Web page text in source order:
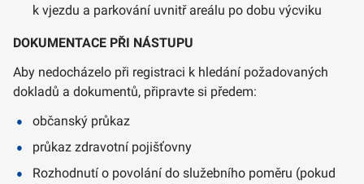
k vjezdu a parkování uvnitř areálu po dobu výcviku
DOKUMENTACE PŘI NÁSTUPU
Aby nedocházelo při registraci k hledání požadovaných
dokladů a dokumentů, připravte si předem:
občanský průkaz
průkaz zdravotní pojišťovny
Rozhodnutí o povolání do služebního poměru (pokud